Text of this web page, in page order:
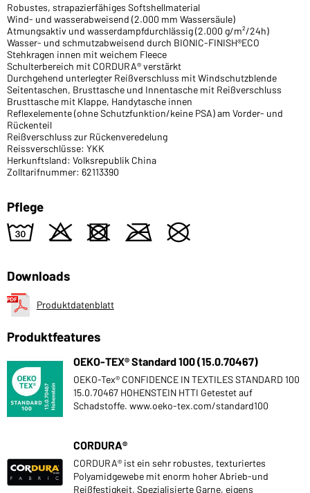
Robustes, strapazierfähiges Softshellmaterial
Wind- und wasserabweisend (2.000 mm Wassersäule)
Atmungsaktiv und wasserdampfdurchlässig (2.000 g/m²/24h)
Wasser- und schmutzabweisend durch BIONIC-FINISH®ECO
Stehkragen innen mit weichem Fleece
Schulterbereich mit CORDURA® verstärkt
Durchgehend unterlegter Reißverschluss mit Windschutzblende
Seitentaschen, Brusttasche und Innentasche mit Reißverschluss
Brusttasche mit Klappe, Handytasche innen
Reflexelemente (ohne Schutzfunktion/keine PSA) am Vorder- und
Rückenteil
Reißverschluss zur Rückenveredelung
Reissverschlüsse: YKK
Herkunftsland: Volksrepublik China
Zolltarifnummer: 62113390
Pflege
w o d m U
Downloads
Produktdatenblatt
Produktfeatures
OEKO-TEX® Standard 100 (15.0.70467)
OEKO-Tex® CONFIDENCE IN TEXTILES STANDARD 100
15.0.70467 HOHENSTEIN HTTI Getestet auf
Schadstoffe. www.oeko-tex.com/standard100
CORDURA®
CORDURA® ist ein sehr robustes, texturiertes
Polyamidgewebe mit enorm hoher Abrieb-und
Reißfestigkeit. Spezialisierte Garne, eigens